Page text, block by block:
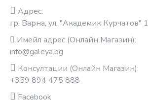
Адрес:
гр. Варна, ул. "Академик Курчатов" 1
Имейл адрес (Онлайн Магазин):
info@galeya.bg
Консултации (Онлайн Магазин):
+359 894 475 888
Facebook